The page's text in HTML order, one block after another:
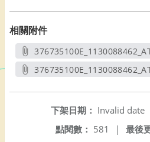
相關附件
另開新視窗
下架日期： Invalid date
最後
點閱數： 581 |